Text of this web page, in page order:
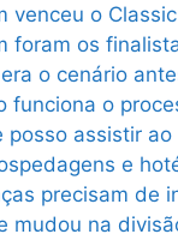
venceu o
foram os
o cenário
funciona o
posso assistir
e
precisam de
mudou na